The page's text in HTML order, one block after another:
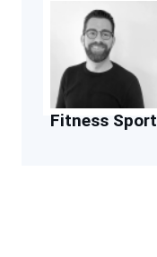
Fitness Sport